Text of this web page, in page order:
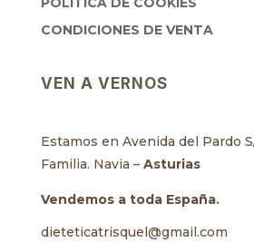
CONDICIONES DE VENTA
VEN A VERNOS
Estamos en Avenida del Pardo
Familia. Navia – Asturias
Vendemos a toda España.
dieteticatrisquel@gmail.com